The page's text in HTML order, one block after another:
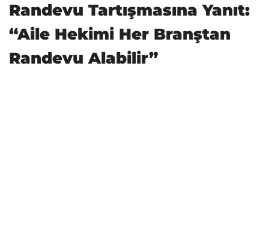
Randevu Tartışmasına Yanıt:
“Aile Hekimi Her Branştan
Randevu Alabilir”